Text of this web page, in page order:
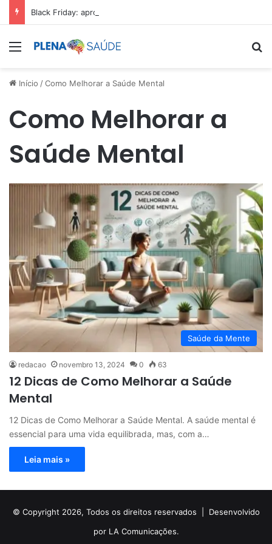
Black Friday: aproveite antes que acabe
Menu
Início /Como Melhorar a Saúde Mental
Como Melhorar a
Saúde Mental
Saúde da Mente
redacao novembro 13, 2024 0 63
12 Dicas de Como Melhorar a Saúde
Mental
12 Dicas de Como Melhorar a Saúde Mental. A saúde mental é
essencial para uma vida equilibrada, mas, com a…
Leia mais »
© Copyright 2026, Todos os direitos reservados | Desenvolvido
por LA Comunicações.